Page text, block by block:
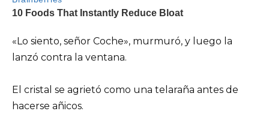
«Lo siento, señor Coche», murmuró, y luego la
lanzó contra la ventana.
El cristal se agrietó como una telaraña antes de
hacerse añicos.